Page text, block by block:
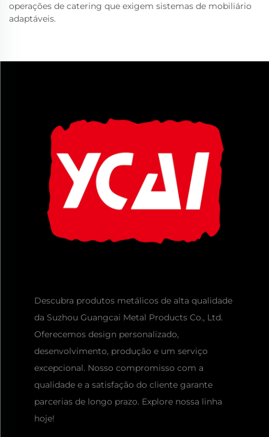
operações de catering que exigem sistemas de mobiliário
adaptáveis.
Descubra produtos metálicos de alta qualidade
da Suzhou Guangcai Metal Products Co., Ltd.
Oferecemos design personalizado,
desenvolvimento, produção e um serviço
excepcional. Nosso compromisso com a
qualidade e a satisfação do cliente garante
parcerias de longo prazo. Explore nossa linha
hoje!